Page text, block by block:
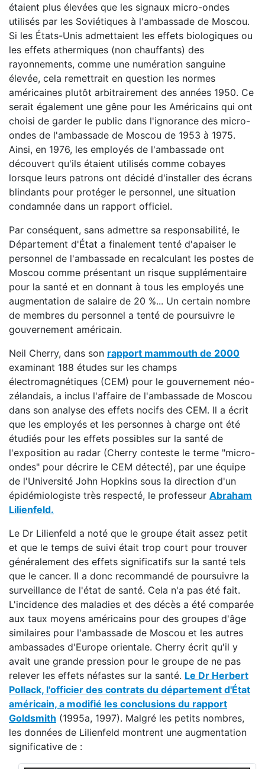
étaient plus élevées que les signaux micro-ondes
utilisés par les Soviétiques à l'ambassade de Moscou.
Si les États-Unis admettaient les effets biologiques ou
les effets athermiques (non chauffants) des
rayonnements, comme une numération sanguine
élevée, cela remettrait en question les normes
américaines plutôt arbitrairement des années 1950. Ce
serait également une gêne pour les Américains qui ont
choisi de garder le public dans l'ignorance des micro-
ondes de l'ambassade de Moscou de 1953 à 1975.
Ainsi, en 1976, les employés de l'ambassade ont
découvert qu'ils étaient utilisés comme cobayes
lorsque leurs patrons ont décidé d'installer des écrans
blindants pour protéger le personnel, une situation
condamnée dans un rapport officiel.
Par conséquent, sans admettre sa responsabilité, le
Département d'État a finalement tenté d'apaiser le
personnel de l'ambassade en recalculant les postes de
Moscou comme présentant un risque supplémentaire
pour la santé et en donnant à tous les employés une
augmentation de salaire de 20 %... Un certain nombre
de membres du personnel a tenté de poursuivre le
gouvernement américain.
Neil Cherry, dans son rapport mammouth de 2000
examinant 188 études sur les champs
électromagnétiques (CEM) pour le gouvernement néo-
zélandais, a inclus l'affaire de l'ambassade de Moscou
dans son analyse des effets nocifs des CEM. Il a écrit
que les employés et les personnes à charge ont été
étudiés pour les effets possibles sur la santé de
l'exposition au radar (Cherry conteste le terme "micro-
ondes" pour décrire le CEM détecté), par une équipe
de l'Université John Hopkins sous la direction d'un
épidémiologiste très respecté, le professeur Abraham
Lilienfeld.
Le Dr Lilienfeld a noté que le groupe était assez petit
et que le temps de suivi était trop court pour trouver
généralement des effets significatifs sur la santé tels
que le cancer. Il a donc recommandé de poursuivre la
surveillance de l'état de santé. Cela n'a pas été fait.
L'incidence des maladies et des décès a été comparée
aux taux moyens américains pour des groupes d'âge
similaires pour l'ambassade de Moscou et les autres
ambassades d'Europe orientale. Cherry écrit qu'il y
avait une grande pression pour le groupe de ne pas
relever les effets néfastes sur la santé. Le Dr Herbert
Pollack, l'officier des contrats du département d'État
américain, a modifié les conclusions du rapport
Goldsmith (1995a, 1997). Malgré les petits nombres,
les données de Lilienfeld montrent une augmentation
significative de :